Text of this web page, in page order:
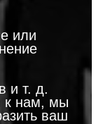
или
и т. д.
к нам, мы
ваш